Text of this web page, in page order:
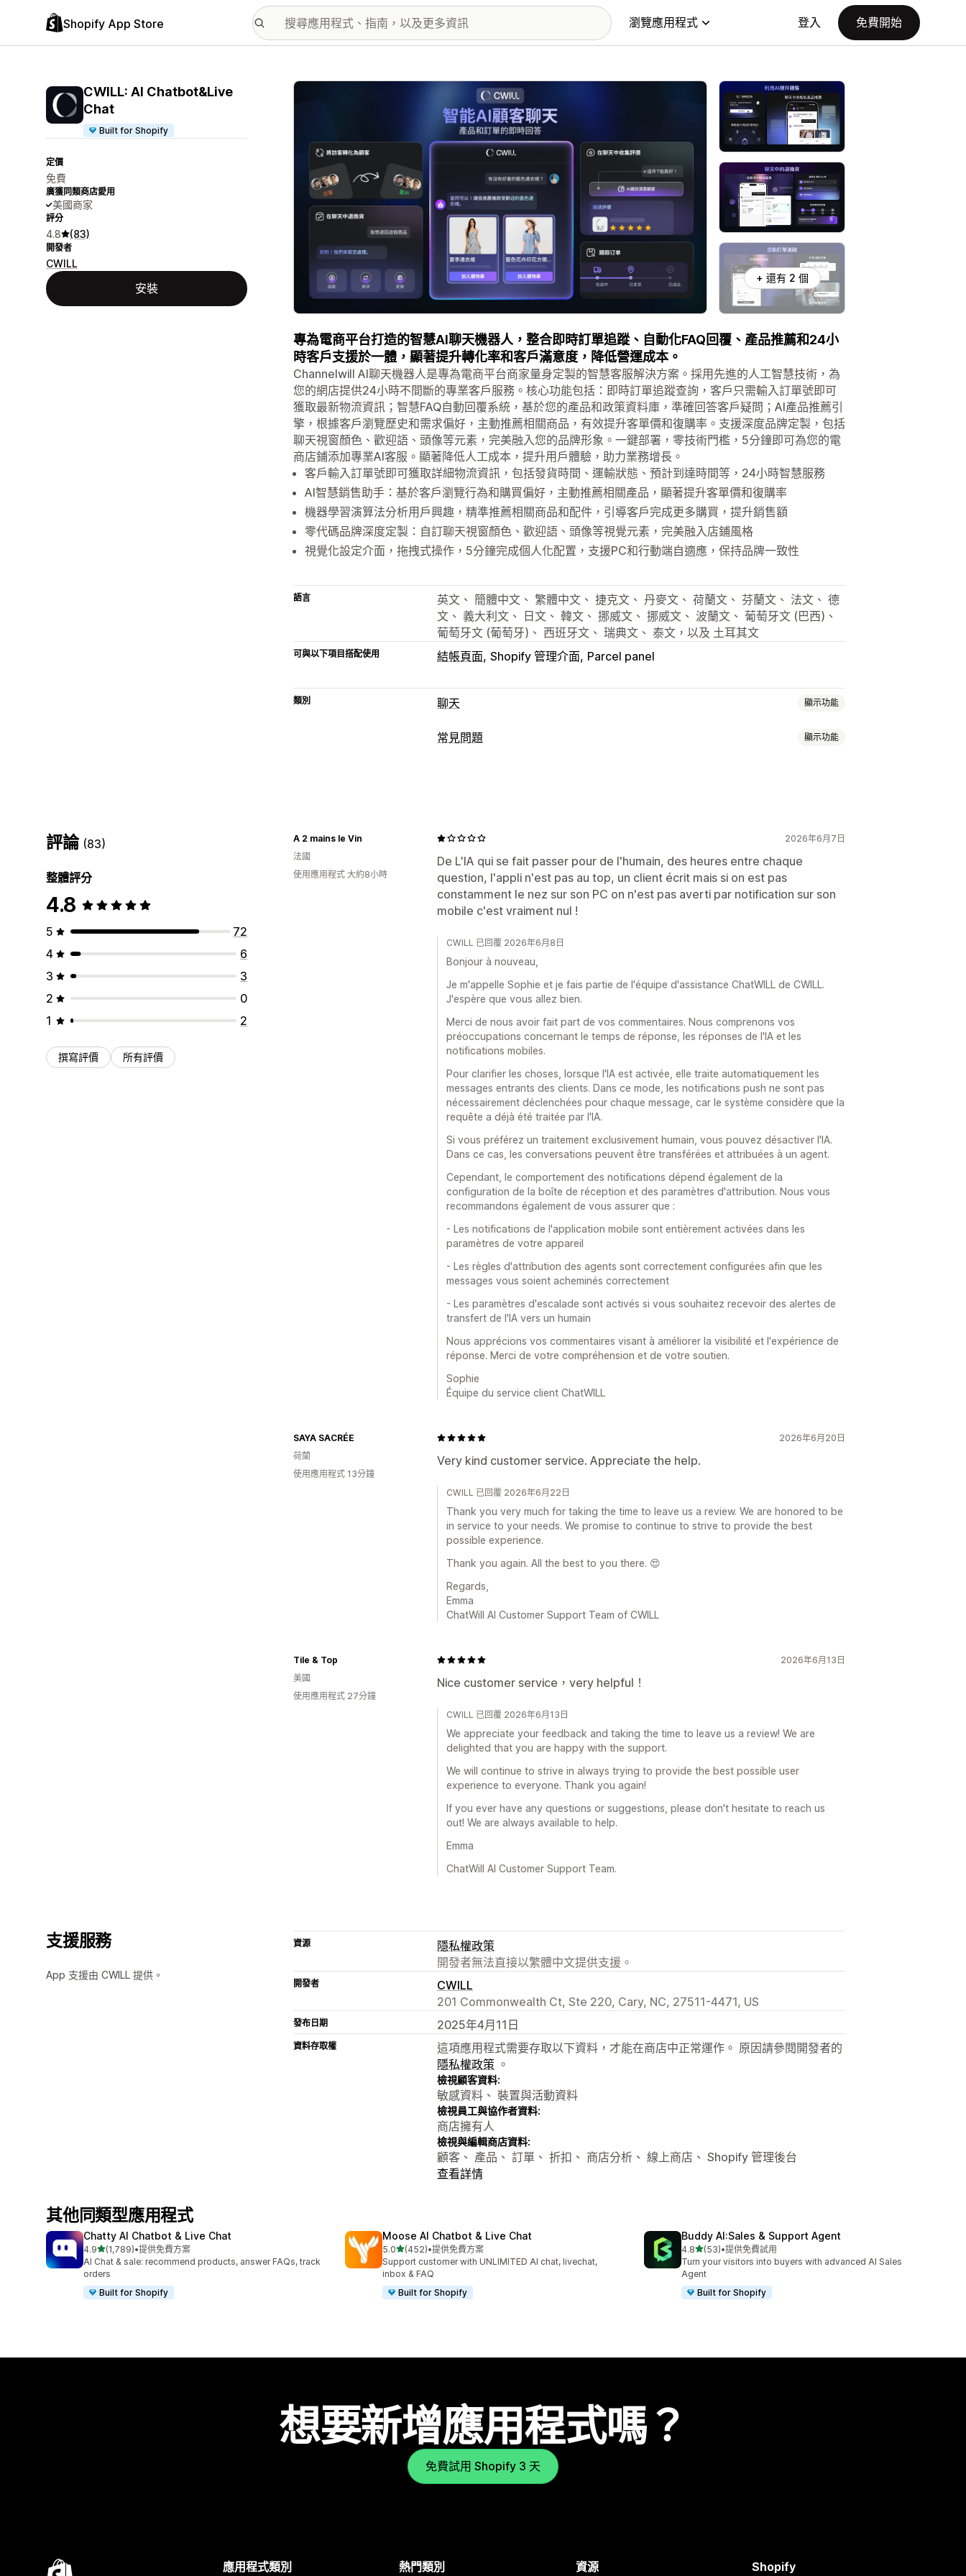
Shopify App Store 瀏覽應用程式 登入 免費開始
CWILL: AI Chatbot&Live
Chat
Built for Shopify
定價
免費
廣獲同類商店愛用
美國商家
評分
4.8 (83)
開發者
CWILL
安裝
主要圖片圖庫
+ 還有 2 個
專為電商平台打造的智慧AI聊天機器人，整合即時訂單追蹤、自動化FAQ回覆、產品推薦和24小
時客戶支援於一體，顯著提升轉化率和客戶滿意度，降低營運成本。
Channelwill AI聊天機器人是專為電商平台商家量身定製的智慧客服解決方案。採用先進的人工智慧技術，為
您的網店提供24小時不間斷的專業客戶服務。核心功能包括：即時訂單追蹤查詢，客戶只需輸入訂單號即可
獲取最新物流資訊；智慧FAQ自動回覆系統，基於您的產品和政策資料庫，準確回答客戶疑問；AI產品推薦引
擎，根據客戶瀏覽歷史和需求偏好，主動推薦相關商品，有效提升客單價和復購率。支援深度品牌定製，包括
聊天視窗顏色、歡迎語、頭像等元素，完美融入您的品牌形象。一鍵部署，零技術門檻，5分鐘即可為您的電
商店鋪添加專業AI客服。顯著降低人工成本，提升用戶體驗，助力業務增長。
客戶輸入訂單號即可獲取詳細物流資訊，包括發貨時間、運輸狀態、預計到達時間等，24小時智慧服務
AI智慧銷售助手：基於客戶瀏覽行為和購買偏好，主動推薦相關產品，顯著提升客單價和復購率
機器學習演算法分析用戶興趣，精準推薦相關商品和配件，引導客戶完成更多購買，提升銷售額
零代碼品牌深度定製：自訂聊天視窗顏色、歡迎語、頭像等視覺元素，完美融入店鋪風格
視覺化設定介面，拖拽式操作，5分鐘完成個人化配置，支援PC和行動端自適應，保持品牌一致性
語言
英文、 簡體中文、 繁體中文、 捷克文、 丹麥文、 荷蘭文、 芬蘭文、 法文、 德
文、 義大利文、 日文、 韓文、 挪威文、 挪威文、 波蘭文、 葡萄牙文 (巴西)、
葡萄牙文 (葡萄牙)、 西班牙文、 瑞典文、 泰文，以及 土耳其文
可與以下項目搭配使用 結帳頁面 Shopify 管理介面 Parcel panel
類別 聊天 顯示功能
即時傳訊
聊天流程
常見問題 顯示功能
顯示選項
折疊式功能
自訂範本 常見問題頁面 搜尋列
行動裝置回應式設計
自訂字型和顏色
評論 (83)
整體評分
4.8
5
72
4
6
3
3
2
0
1
2
撰寫評價 所有評價
2026年6月7日
De L'IA qui se fait passer pour de l'humain, des heures entre chaque
question, l'appli n'est pas au top, un client écrit mais si on est pas
constamment le nez sur son PC on n'est pas averti par notification sur son
mobile c'est vraiment nul !
A 2 mains le Vin
法國
使用應用程式 大約8小時
CWILL 已回覆 2026年6月8日
Bonjour à nouveau,
Je m'appelle Sophie et je fais partie de l'équipe d'assistance ChatWILL de CWILL.
J'espère que vous allez bien.
Merci de nous avoir fait part de vos commentaires. Nous comprenons vos
préoccupations concernant le temps de réponse, les réponses de l'IA et les
notifications mobiles.
Pour clarifier les choses, lorsque l'IA est activée, elle traite automatiquement les
messages entrants des clients. Dans ce mode, les notifications push ne sont pas
nécessairement déclenchées pour chaque message, car le système considère que la
requête a déjà été traitée par l'IA.
Si vous préférez un traitement exclusivement humain, vous pouvez désactiver l'IA.
Dans ce cas, les conversations peuvent être transférées et attribuées à un agent.
Cependant, le comportement des notifications dépend également de la
configuration de la boîte de réception et des paramètres d'attribution. Nous vous
recommandons également de vous assurer que :
- Les notifications de l'application mobile sont entièrement activées dans les
paramètres de votre appareil
- Les règles d'attribution des agents sont correctement configurées afin que les
messages vous soient acheminés correctement
- Les paramètres d'escalade sont activés si vous souhaitez recevoir des alertes de
transfert de l'IA vers un humain
Nous apprécions vos commentaires visant à améliorer la visibilité et l'expérience de
réponse. Merci de votre compréhension et de votre soutien.
Sophie
Équipe du service client ChatWILL
2026年6月20日
Very kind customer service. Appreciate the help.
SAYA SACRÉE
荷蘭
使用應用程式 13分鐘
CWILL 已回覆 2026年6月22日
Thank you very much for taking the time to leave us a review. We are honored to be
in service to your needs. We promise to continue to strive to provide the best
possible experience.
Thank you again. All the best to you there. 😍
Regards,
Emma
ChatWill AI Customer Support Team of CWILL
2026年6月13日
Nice customer service，very helpful！
Tile & Top
美國
使用應用程式 27分鐘
CWILL 已回覆 2026年6月13日
We appreciate your feedback and taking the time to leave us a review! We are
delighted that you are happy with the support.
We will continue to strive in always trying to provide the best possible user
experience to everyone. Thank you again!
If you ever have any questions or suggestions, please don't hesitate to reach us
out! We are always available to help.
Emma
ChatWill AI Customer Support Team.
支援服務
App 支援由 CWILL 提供。
資源
隱私權政策
開發者無法直接以繁體中文提供支援。
開發者
CWILL
201 Commonwealth Ct, Ste 220, Cary, NC, 27511-4471, US
發布日期 2025年4月11日
資料存取權
這項應用程式需要存取以下資料，才能在商店中正常運作。 原因請參閱開發者的
隱私權政策 。
檢視顧客資料:
敏感資料、 裝置與活動資料
檢視員工與協作者資料:
商店擁有人
檢視與編輯商店資料:
顧客、 產品、 訂單、 折扣、 商店分析、 線上商店、 Shopify 管理後台
查看詳情
其他同類型應用程式
Chatty AI Chatbot & Live Chat
4.9滿分 5 顆星
(1,789)
共有 1789 則評價
•提供免費方案
AI Chat & sale: recommend products, answer FAQs, track
orders
Built for Shopify
Moose AI Chatbot & Live Chat
5.0滿分 5 顆星
(452)
共有 452 則評價
•提供免費方案
Support customer with UNLIMITED AI chat, livechat,
inbox & FAQ
Built for Shopify
Buddy AI:Sales & Support Agent
4.8滿分 5 顆星
(53)
共有 53 則評價
•提供免費試用
Turn your visitors into buyers with advanced AI Sales
Agent
Built for Shopify
想要新增應用程式嗎？
免費試用 Shopify 3 天
應用程式類別 熱門類別 資源 Shopify